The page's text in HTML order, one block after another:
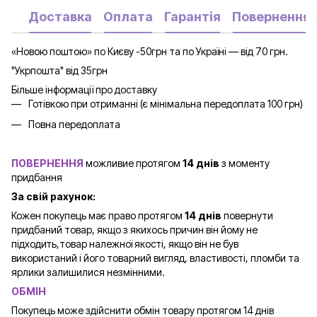
Доставка Оплата Гарантія Повернення
«Новою поштою» по Києву -50грн та по Україні — від 70 грн.
"Укрпошта" від 35грн
Більше інформації про доставку
Готівкою при отриманні (є мінімальна передоплата 100 грн)
Повна передоплата
ПОВЕРНЕННЯ можливие протягом 14 днів з моменту
придбання
За свій рахунок:
Кожен покупець має право протягом 14 днів повернути
придбаний товар, якщо з якихось причин він йому не
підходить,товар належної якості, якщо він не був
використаний і його товарний вигляд, властивості, пломби та
ярлики залишилися незмінними.
ОБМІН
Покупець може здійснити обмін товару протягом 14 днів